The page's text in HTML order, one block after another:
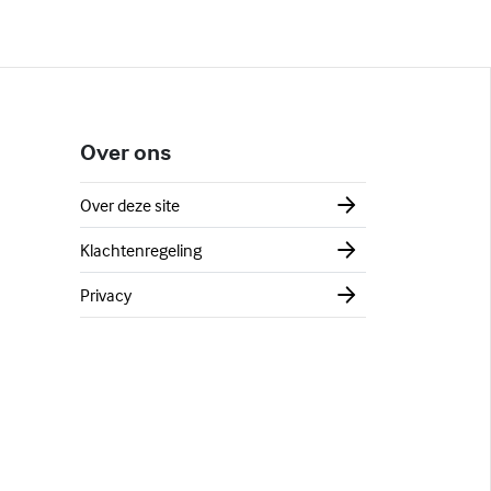
Over ons
Over deze site
Klachtenregeling
Privacy